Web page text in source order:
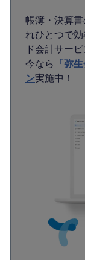
帳簿・決算
れひとつで
ド会計サービ
今なら
「弥
ン実施中！